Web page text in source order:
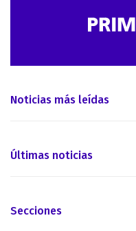
Noticias más leídas
Últimas noticias
Secciones